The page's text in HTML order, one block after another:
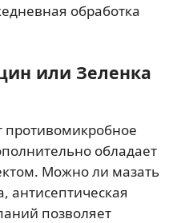
обработка
или Зеленка
противомикробное
обладает
Можно ли мазать
антисептическая
позволяет